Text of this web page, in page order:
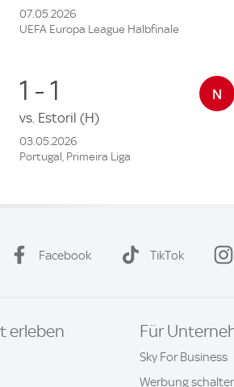
07.05.2026
UEFA Europa League Halbfinale
1 - 1
vs. Estoril (H)
03.05.2026
Portugal, Primeira Liga
Facebook TikTok
erleben Für
Sky For Business
Werbung